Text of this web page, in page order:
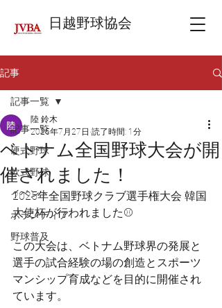
日越野球協会
記事
記事一覧
硬式野球
軟式野球
イベント
ボランティア
野球普及
記事一覧
ベトナム全国野球大会が開
催されました！
陸 鈴木
2025年7月27日 読了時間: 1分
2025年全国野球クラブ選手権大会 韓国
大使杯が行われました⚾️
この大会は、ベトナム野球界の発展と
選手の試合経験の場の創造とスポーツ
マンシップ育成などを目的に開催され
ています。